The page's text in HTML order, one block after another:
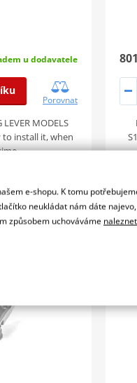
u dodavatele
Porovnat
LEVER MODELS
to install it, when
PUIG
e-shopu. K tomu
neukládat nám dáte
způsobem uchováváme